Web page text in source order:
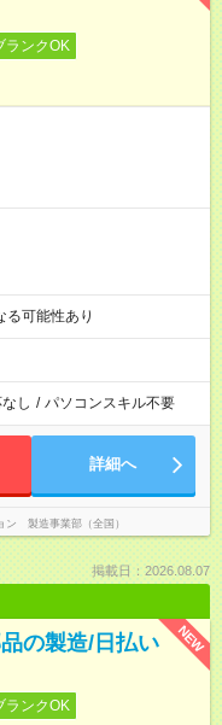
ランクOK
可能性あり
し / パソコンスキル不要
詳細へ
ン 製造事業部（全国）
掲載日：2026.08.07
NEW
の製造/日払い
ランクOK